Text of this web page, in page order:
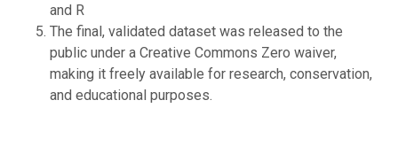
and R
The final, validated dataset was released to the
public under a Creative Commons Zero waiver,
making it freely available for research, conservation,
and educational purposes.